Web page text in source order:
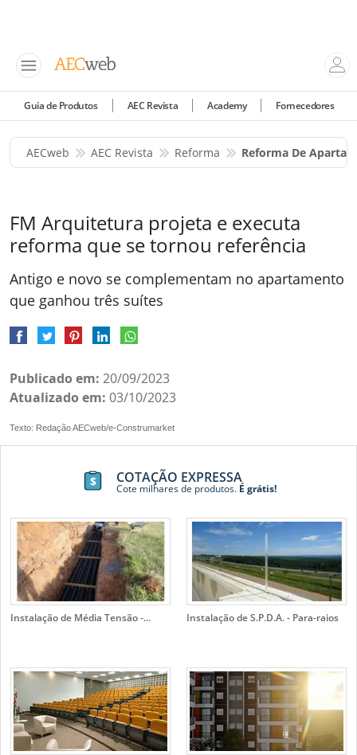
Guia de Produtos AEC Revista Academy Fornecedores
AECweb AEC Revista Reforma Reforma De
FM Arquitetura projeta e executa
reforma que se tornou referência
Antigo e novo se complementam no apartamento
que ganhou três suítes
Publicado em: 20/09/2023
Atualizado em: 03/10/2023
Texto: Redação AECweb/e-Construmarket
COTAÇÃO EXPRESSA
Cote milhares de produtos.É grátis!
Instalação de Média Tensão -... Instalação de S.P.D.A. - Para-raios